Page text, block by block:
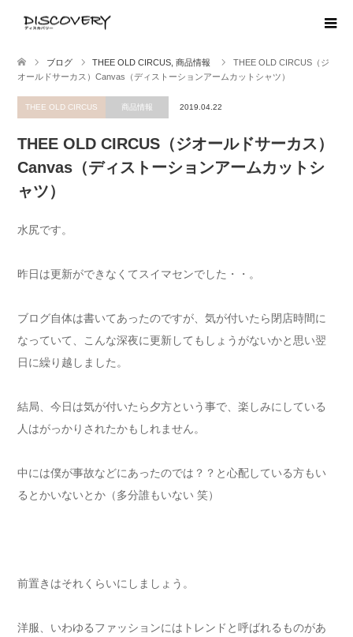
ブログ THEE OLD CIRCUS 商品情報
THEE OLD CIRCUS（ジ
オールドサーカス）Canvas（ディストーションアームカットシャツ）
THEE OLD CIRCUS 商品情報 2019.04.22
THEE OLD CIRCUS（ジオールドサーカス）
Canvas（ディストーションアームカットシ
ャツ）
水尻です。
昨日は更新ができなくてスイマセンでした・・。
ブログ自体は書いてあったのですが、気が付いたら閉店時間に
なっていて、こんな深夜に更新してもしょうがないかと思い翌
日に繰り越しました。
結局、今日は気が付いたら夕方という事で、楽しみにしている
人はがっかりされたかもしれません。
中には僕が事故などにあったのでは？？と心配している方もい
るとかいないとか（多分誰もいない 笑）
前置きはそれくらいにしましょう。
洋服、いわゆるファッションにはトレンドと呼ばれるものがあ